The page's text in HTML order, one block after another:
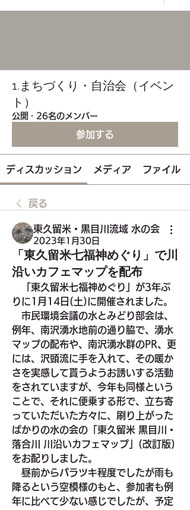
1.まちづくり・自治会（イベン
ト）
公開 · 26名のメンバー
参加する
ディスカッション メディア ファイル
戻る
東久留米・黒目川流域 水の会
2023年1月30日
「東久留米七福神めぐり」で川
沿いカフェマップを配布
「東久留米七福神めぐり」が3年ぶ
りに1月14日(土)に開催されました。
市民環境会議の水とみどり部会は、
例年、南沢湧水地前の通り脇で、湧水
マップの配布や、南沢湧水群のPR、更
には、沢頭流に手を入れて、その暖か
さを実感して貰うようお誘いする活動
をされていますが、今年も同様という
ことで、それに便乗する形で、立ち寄
っていただいた方々に、刷り上がった
ばかりの水の会の「東久留米 黒目川・
落合川 川沿いカフェマップ」(改訂版)
をお配りしました。
昼前からパラツキ程度でしたが雨も
降るという空模様のもと、参加者も例
年に比べて少ない感じでしたが、予定